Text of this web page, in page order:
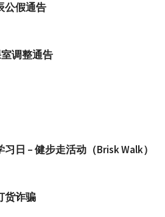
公假通告
调整通告
日 – 健步走活动（Brisk Walk）
货诈骗